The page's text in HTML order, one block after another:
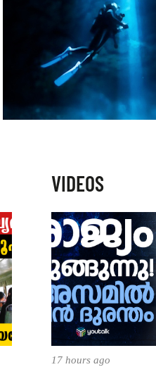
VIDEOS
17 hours ago